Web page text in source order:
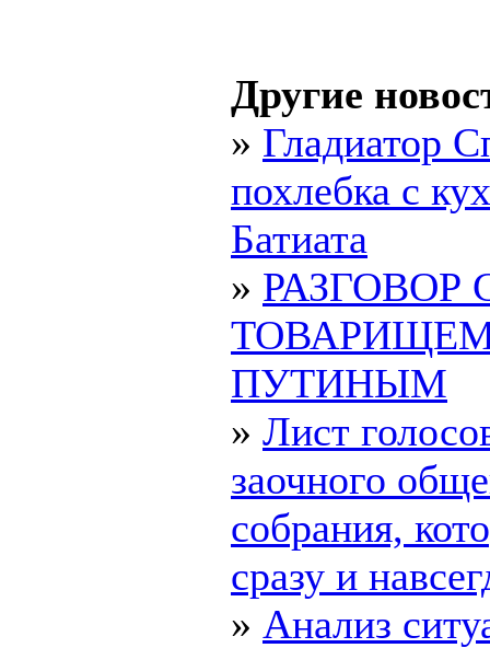
Другие
» Гладиатор
похлебка с
Батиата
» РАЗГОВОР
ПУТИНЫМ
» Лист
заочного
собрания,
сразу и
» Анализ